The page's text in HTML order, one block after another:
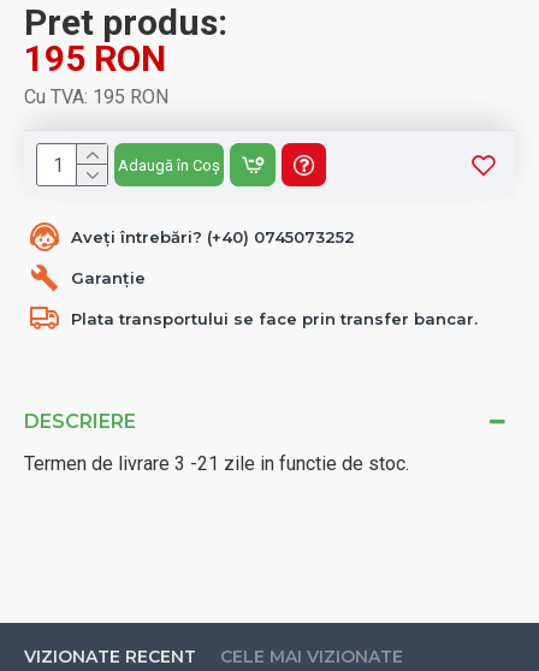
DESCRIERE
Termen de livrare 3 -21 zile in functie de stoc.
Aveți întrebări? (+40) 0745073252
Garanție
Plata transportului se face prin transfer bancar.
Pret produs:
195 RON
Cu TVA: 195 RON
Adaugă în Coș
VIZIONATE RECENT CELE MAI VIZIONATE